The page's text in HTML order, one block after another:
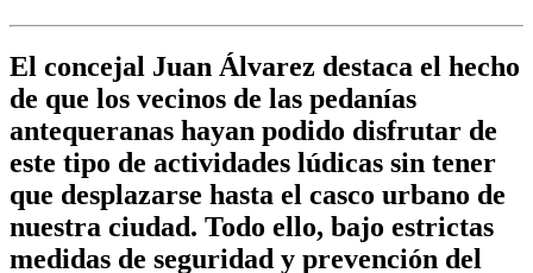
El concejal Juan Álvarez destaca el hecho
de que los vecinos de las pedanías
antequeranas hayan podido disfrutar de
este tipo de actividades lúdicas sin tener
que desplazarse hasta el casco urbano de
nuestra ciudad. Todo ello, bajo estrictas
medidas de seguridad y prevención del